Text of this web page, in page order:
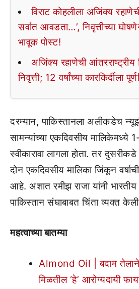
विराट कोहलीला अजिंक्य
सर्वात आवडता…’, निवृत्तीच्या
भावूक पोस्ट!
अजिंक्य रहाणेची
निवृत्ती; 12 वर्षांच्या कारकिर्दीला
दरम्यान, पाकिस्तानला अलीकडेच
सामन्यांच्या एकदिवसीय मालिकेमध्ये
स्वीकारावा लागला होता. तर
दोन एकदिवसीय मालिका जिंकून
आहे. अशात रमीझ राजा यांनी
पाकिस्तान संघाबाबत चिंता व्यक्त
महत्वाच्या बातम्या
Almond Oil | बदाम तेलाने
मिळतील ‘हे’ आरोग्यदायी